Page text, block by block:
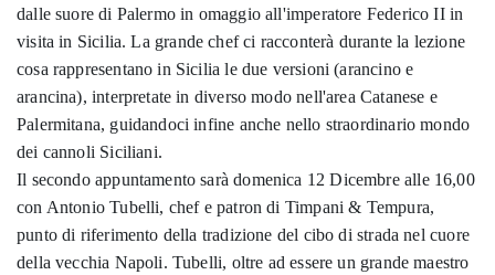
dalle suore di Palermo in omaggio all'imperatore Federico II in
visita in Sicilia. La grande chef ci racconterà durante la lezione
cosa rappresentano in Sicilia le due versioni (arancino e
arancina), interpretate in diverso modo nell'area Catanese e
Palermitana, guidandoci infine anche nello straordinario mondo
dei cannoli Siciliani.
Il secondo appuntamento sarà domenica 12 Dicembre alle 16,00
con Antonio Tubelli, chef e patron di Timpani & Tempura,
punto di riferimento della tradizione del cibo di strada nel cuore
della vecchia Napoli. Tubelli, oltre ad essere un grande maestro